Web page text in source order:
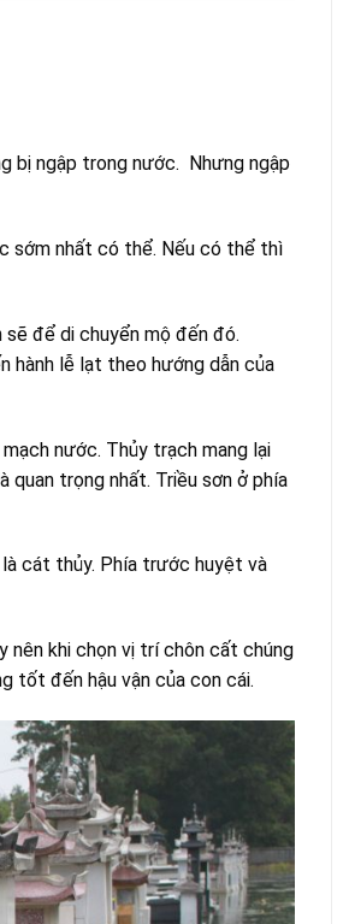
bị ngập trong nước. Nhưng ngập
sớm nhất có thể. Nếu có thể thì
để di chuyển mộ đến đó.
hành lễ lạt theo hướng dẫn của
nước. Thủy trạch mang lại
quan trọng nhất. Triều sơn ở phía
cát thủy. Phía trước huyệt và
nên khi chọn vị trí chôn cất chúng
tốt đến hậu vận của con cái.